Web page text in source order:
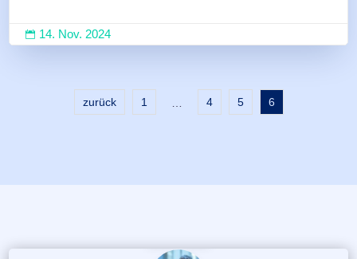
 14. Nov. 2024
zurück 1 4 5 6